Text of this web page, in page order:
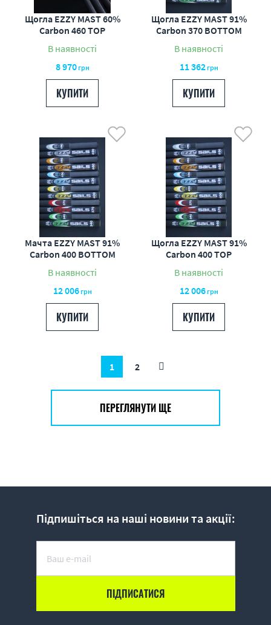
Щогла EZZY MAST 60%
Carbon 460 TOP
В наявності
8 970грн
КУПИТИ
Щогла EZZY MAST 91%
Carbon 370 BOTTOM
В наявності
11 362грн
КУПИТИ
Мачта EZZY MAST 91%
Carbon 400 BOTTOM
В наявності
12 006грн
КУПИТИ
Щогла EZZY MAST 91%
Carbon 400 TOP
В наявності
12 006грн
КУПИТИ
1 2
ПЕРЕГЛЯНУТИ ЩЕ
Підпишіться на наші новини та акції: